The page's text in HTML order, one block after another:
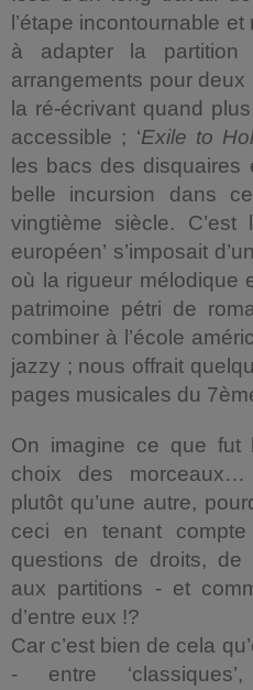
l’étape incontournable
à adapter la
arrangements pour
la ré-écrivant quand
accessible ; ‘Exile to
les bacs des disquaires
belle incursion dans
vingtième siècle. C’est
européen’ s’imposait
où la rigueur mélodique
patrimoine pétri de
combiner à l’école
jazzy ; nous offrait
pages musicales du
On imagine ce que fut
choix des
plutôt qu’une autre,
ceci en tenant
questions de droits, de
aux partitions - et
d’entre eux !?
Car c’est bien de cela
- entre ‘classiques’,